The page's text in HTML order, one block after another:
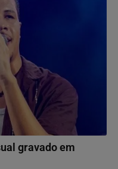
gravado em